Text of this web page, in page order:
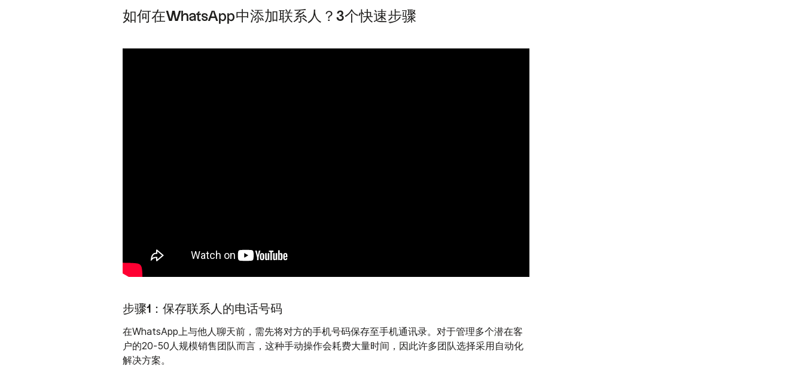
如何在WhatsApp中添加联系人？3个快速步骤
步骤1：保存联系人的电话号码
在WhatsApp上与他人聊天前，需先将对方的手机号码保存至手机通讯录。对于管理多个潜在客
户的20-50人规模销售团队而言，这种手动操作会耗费大量时间，因此许多团队选择采用自动化
解决方案。